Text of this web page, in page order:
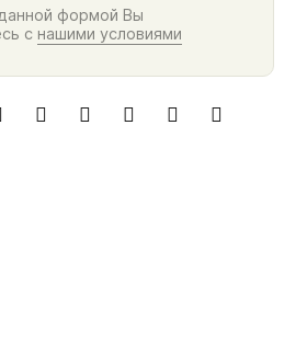
формой Вы
с нашими условиями